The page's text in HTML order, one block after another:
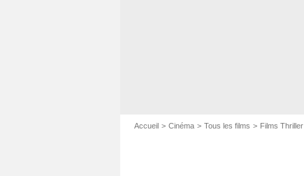
Accueil Cinéma Tous les films Films Thriller